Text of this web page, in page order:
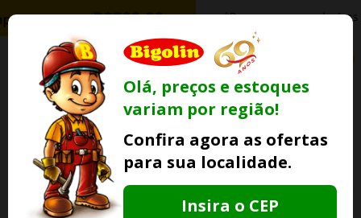
Informeseu CEP
Olá, preços e estoques
variam por região!
Confira agora as ofertas
para sua localidade.
Insira o CEP
Ofertas
Lojas Fisicas
Conta
Whatsapp